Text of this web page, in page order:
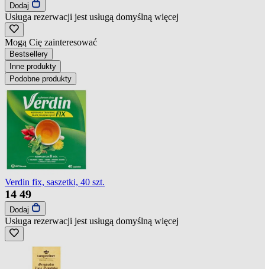
Dodaj
Usługa rezerwacji jest usługą domyślną więcej
Mogą Cię zainteresować
Bestsellery
Inne produkty
Podobne produkty
Verdin fix, saszetki, 40 szt.
14 49
Dodaj
Usługa rezerwacji jest usługą domyślną więcej